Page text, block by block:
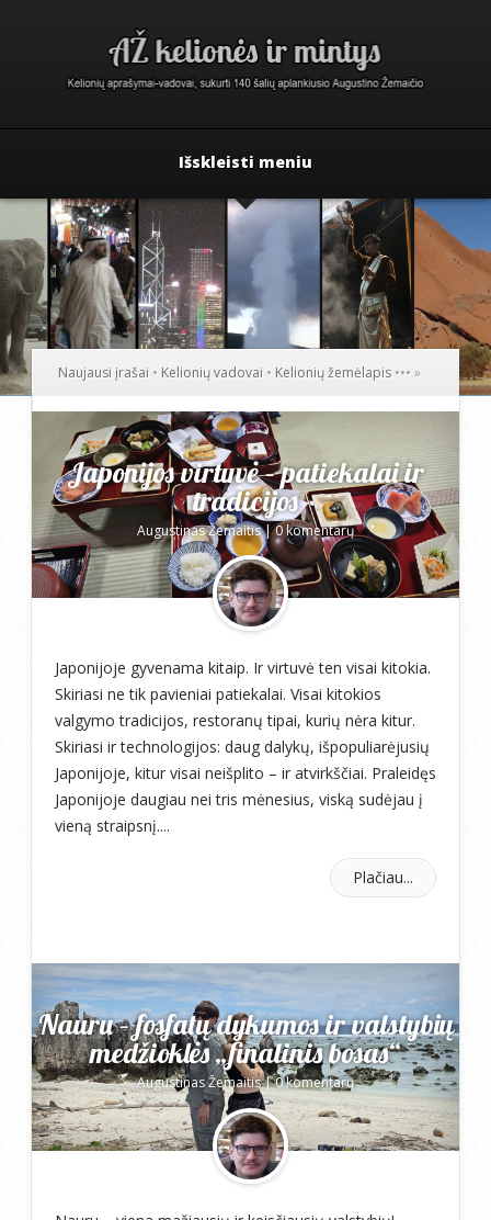
Išskleisti meniu
Naujausi įrašai • Kelionių vadovai • Kelionių žemėlapis ••• »
Japonijos virtuvė – patiekalai ir
tradicijos
Augustinas Žemaitis|0 komentarų
Japonijoje gyvenama kitaip. Ir virtuvė ten visai kitokia.
Skiriasi ne tik pavieniai patiekalai. Visai kitokios
valgymo tradicijos, restoranų tipai, kurių nėra kitur.
Skiriasi ir technologijos: daug dalykų, išpopuliarėjusių
Japonijoje, kitur visai neišplito – ir atvirkščiai. Praleidęs
Japonijoje daugiau nei tris mėnesius, viską sudėjau į
vieną straipsnį....
Plačiau...
Nauru – fosfatų dykumos ir valstybių
medžioklės „finalinis bosas“
Augustinas Žemaitis|0 komentarų